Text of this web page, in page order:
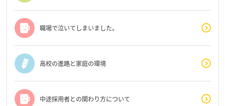
職場で泣いてしまいました。
高校の進路と家庭の環境
中途採用者との関わり方について